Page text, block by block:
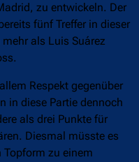
zu entwickeln. Der
fünf Treffer in dieser
als Luis Suárez
Respekt gegenüber
in diese Partie dennoch
als drei Punkte für
Diesmal müsste es
zu einem